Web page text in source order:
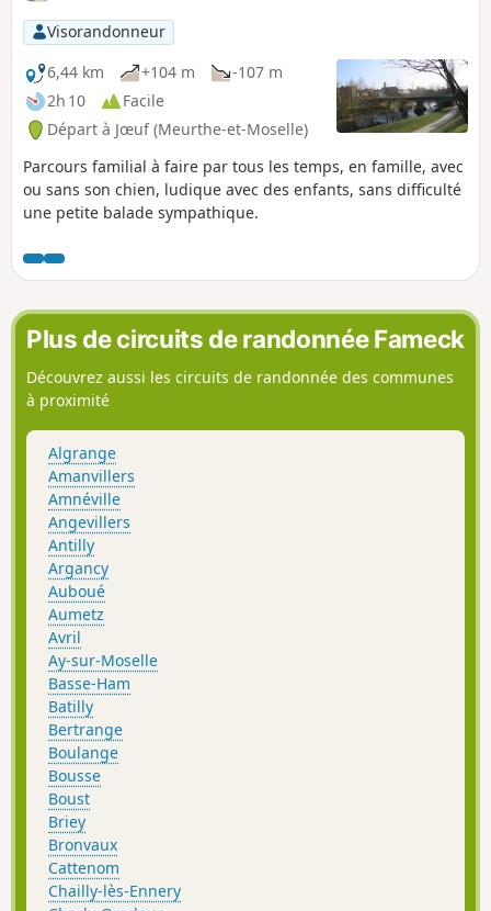
Visorandonneur
6,44 km
+104 m
-107 m
2h 10
Facile
Départ à Jœuf (Meurthe-et-Moselle)
Parcours familial à faire par tous les temps, en famille, avec
ou sans son chien, ludique avec des enfants, sans difficulté
une petite balade sympathique.
Plus de circuits de randonnée Fameck
Découvrez aussi les circuits de randonnée des communes
à proximité
Algrange
Amanvillers
Amnéville
Angevillers
Antilly
Argancy
Auboué
Aumetz
Avril
Ay-sur-Moselle
Basse-Ham
Batilly
Bertrange
Boulange
Bousse
Boust
Briey
Bronvaux
Cattenom
Chailly-lès-Ennery